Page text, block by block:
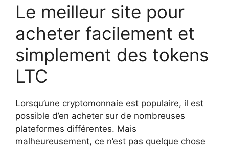
Le meilleur site pour
acheter facilement et
simplement des tokens
LTC
Lorsqu’une cryptomonnaie est populaire, il est
possible d’en acheter sur de nombreuses
plateformes différentes. Mais
malheureusement, ce n’est pas quelque chose